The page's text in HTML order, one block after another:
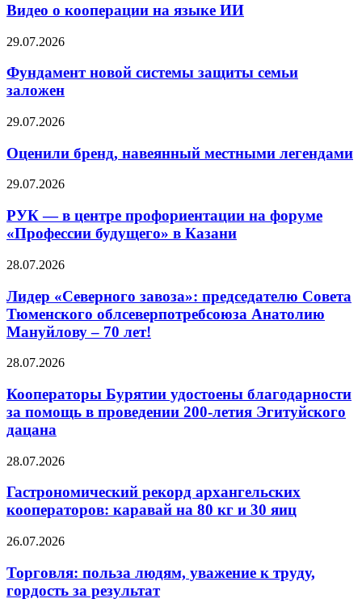
Видео о кооперации на языке ИИ
29.07.2026
Фундамент новой системы защиты семьи
заложен
29.07.2026
Оценили бренд, навеянный местными легендами
29.07.2026
РУК — в центре профориентации на форуме
«Профессии будущего» в Казани
28.07.2026
Лидер «Северного завоза»: председателю Совета
Тюменского облсеверпотребсоюза Анатолию
Мануйлову – 70 лет!
28.07.2026
Кооператоры Бурятии удостоены благодарности
за помощь в проведении 200-летия Эгитуйского
дацана
28.07.2026
Гастрономический рекорд архангельских
кооператоров: каравай на 80 кг и 30 яиц
26.07.2026
Торговля: польза людям, уважение к труду,
гордость за результат